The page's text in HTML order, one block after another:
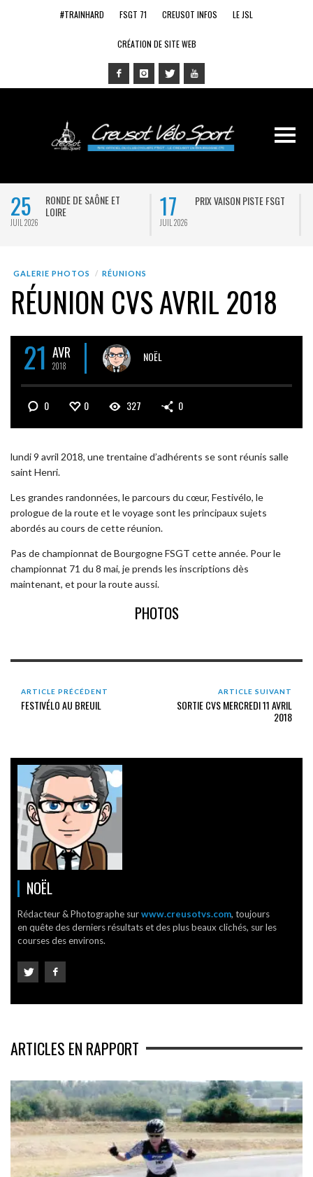
#TRAINHARD FSGT 71 CREUSOT INFOS LE JSL
CRÉATION DE SITE WEB
25
JUIL 2026
RONDE DE SAÔNE ET
LOIRE
17
JUIL 2026
PRIX VAISON PISTE FSGT
GALERIE PHOTOS RÉUNIONS
RÉUNION CVS AVRIL 2018
21 AVR
2018
NOËL
0 0 327 0
lundi 9 avril 2018, une trentaine d’adhérents se sont réunis salle
saint Henri.
Les grandes randonnées, le parcours du cœur, Festivélo, le
prologue de la route et le voyage sont les principaux sujets
abordés au cours de cette réunion.
Pas de championnat de Bourgogne FSGT cette année. Pour le
championnat 71 du 8 mai, je prends les inscriptions dès
maintenant, et pour la route aussi.
PHOTOS
ARTICLE PRÉCÉDENT
FESTIVÉLO AU BREUIL
ARTICLE SUIVANT
SORTIE CVS MERCREDI 11 AVRIL
2018
NOËL
Rédacteur & Photographe surwww.creusotvs.com, toujours
en quête des derniers résultats et des plus beaux clichés, sur les
courses des environs.
ARTICLES EN RAPPORT